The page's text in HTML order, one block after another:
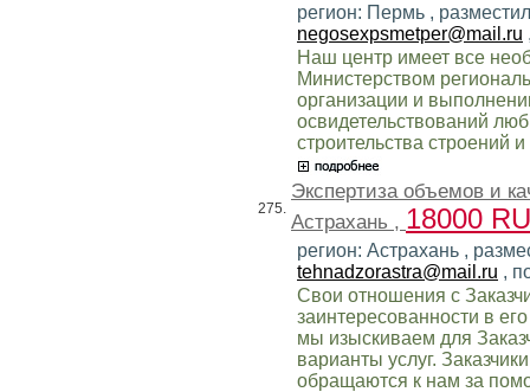
регион: Пермь ,
negosexpsmetper@mail.ru
Наш центр имеет все
Министерством
организации и
освидетельствований
строительства строений
275.
Экспертиза объемов и
Астрахань , 18000
регион: Астрахань ,
tehnadzorastra@mail.ru ,
Свои отношения с
заинтересованности в
мы изыскиваем для
варианты услуг.
обращаются к нам за